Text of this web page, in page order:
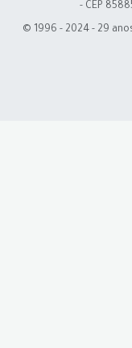
- CEP
© 1996 - 2024 - 29